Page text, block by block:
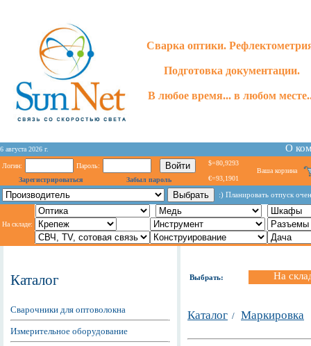
Сварка оптики.
Подготовка документации.
В любое время... в любом
6 августа 2026 г. О
Логин:
Пароль:
Зарегистрироваться
Забыл пароль
$=80,9293
€=93,1901
Ваша корзина
:) Планировать отпуск
На складе:
Каталог
Сварочники для оптоволокна
Измерительное оборудование
Выбрать: На
Каталог / Маркировка